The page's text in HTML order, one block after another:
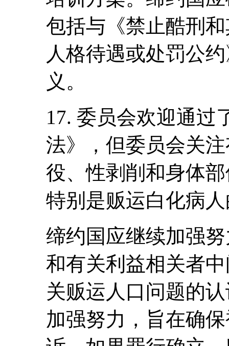
包括与《禁止酷刑
人格待遇或处罚公
义。
17. 委员会欢迎通过
法》，但委员会关
役、性剥削和身体
特别是贩运白化病
缔约国应继续加强
和有关利益相关者
关贩运人口问题的
加强努力，旨在确